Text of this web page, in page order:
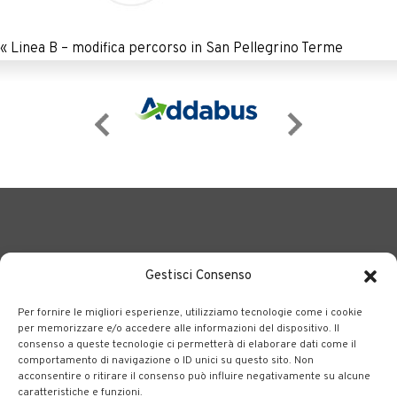
Gestisci Consenso
Per fornire le migliori esperienze, utilizziamo tecnologie come i cookie
per memorizzare e/o accedere alle informazioni del dispositivo. Il
consenso a queste tecnologie ci permetterà di elaborare dati come il
comportamento di navigazione o ID unici su questo sito. Non
acconsentire o ritirare il consenso può influire negativamente su alcune
caratteristiche e funzioni.
« Linea B – modifica percorso in San Pellegrino Terme
BERGAMO TRASPORTI portale delle tre società Consortili
dedite al trasporto pubblico locale su tutto il territorio
bergamasco.